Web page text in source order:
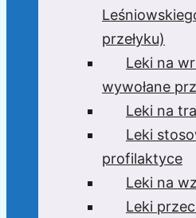
przełyku)
Leki na
wywołane
Leki na
Leki
profilaktyce
Leki na
Leki